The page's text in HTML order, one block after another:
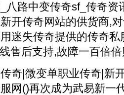
八路中变传奇sf_传奇资
开传奇网站的供货商,
迷失传奇提供的传奇私
售后支持,故障一百倍
奇|微变单职业传奇|新
网()再次成为武易新一